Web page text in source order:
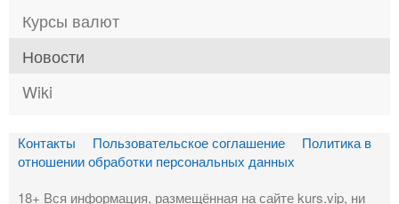
Курсы валют
Новости
Wiki
Контакты Пользовательское соглашение
Политика в
отношении обработки персональных данных
18+ Вся информация, размещённая на сайте kurs.vip, ни